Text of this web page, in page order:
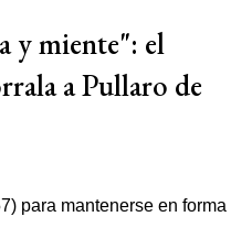
y miente": el
a Pullaro de